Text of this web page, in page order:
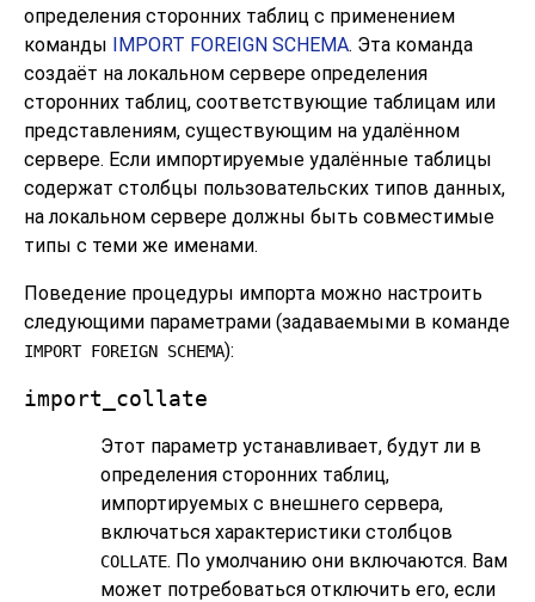
определения сторонних таблиц с применением
команды IMPORT FOREIGN SCHEMA. Эта команда
создаёт на локальном сервере определения
сторонних таблиц, соответствующие таблицам или
представлениям, существующим на удалённом
сервере. Если импортируемые удалённые таблицы
содержат столбцы пользовательских типов данных,
на локальном сервере должны быть совместимые
типы с теми же именами.
Поведение процедуры импорта можно настроить
следующими параметрами (задаваемыми в команде
IMPORT FOREIGN SCHEMA):
import_collate
Этот параметр устанавливает, будут ли в
определения сторонних таблиц,
импортируемых с внешнего сервера,
включаться характеристики столбцов
COLLATE. По умолчанию они включаются. Вам
может потребоваться отключить его, если